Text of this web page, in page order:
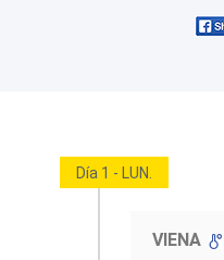
Día 1 - LUN.
VIENA